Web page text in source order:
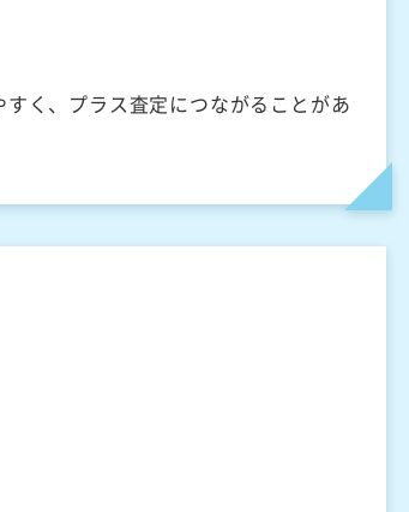
く、プラス査定につながることがあ